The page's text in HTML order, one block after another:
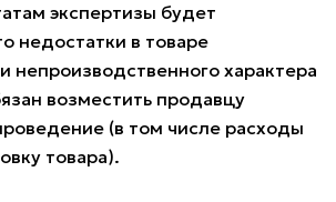
экспертизы будет
недостатки в товаре
непроизводственного характера
возместить продавцу
(в том числе расходы
товара).